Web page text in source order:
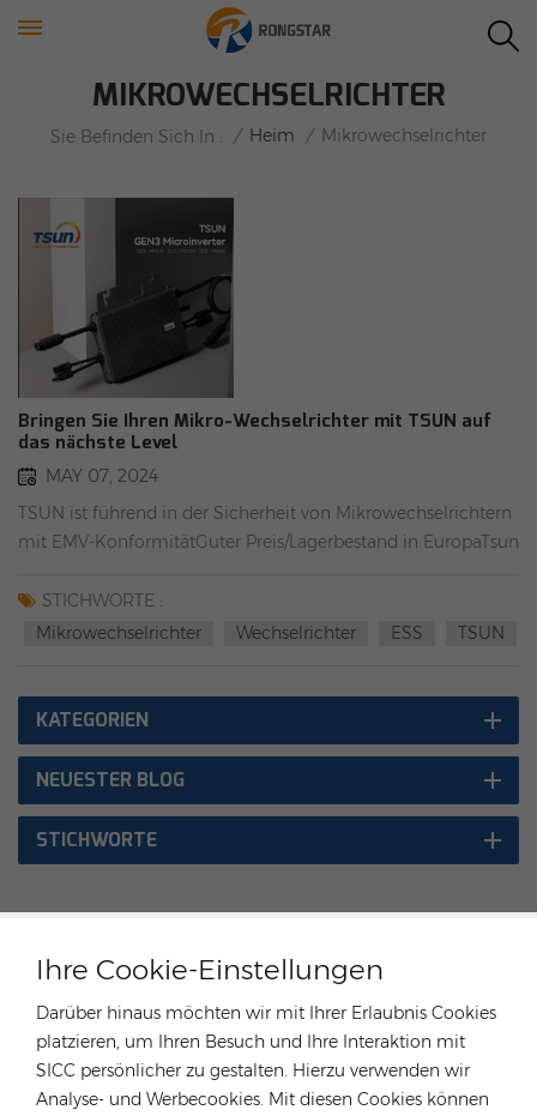
Ihre Cookie-Einstellungen
Darüber hinaus möchten wir mit Ihrer Erlaubnis Cookies
platzieren, um Ihren Besuch und Ihre Interaktion mit
SICC persönlicher zu gestalten. Hierzu verwenden wir
Analyse- und Werbecookies. Mit diesen Cookies können
MIKROWECHSELRICHTER
Sie Befinden Sich In : / Heim / Mikrowechselrichter
Bringen Sie Ihren Mikro-Wechselrichter mit TSUN auf
das nächste Level
MAY 07, 2024
TSUN ist führend in der Sicherheit von Mikrowechselrichtern
mit EMV-KonformitätGuter Preis/Lagerbestand in EuropaTsun
(1 Phase)
STICHWORTE :
Mikrowechselrichter
Wechselrichter ESS TSUN
KATEGORIEN
NEUESTER BLOG
STICHWORTE
KONTAKTIEREN SIE UNSEREN EXPERTEN
Deutschland
Tel : +49 176 55258880